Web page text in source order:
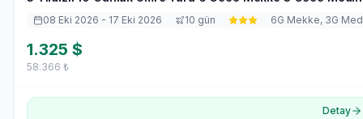
08 Eki 2026 - 17 Eki 2026 10 gün 6G Mekke, 3G
1.325 $
58.366 ₺
Detay